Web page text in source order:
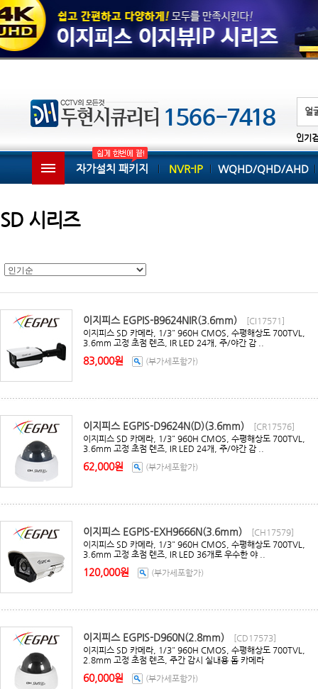
인기
자가설치 패키지 NVR-IP WQHD/QHD/AHD
SD 시리즈
이지피스 EGPIS-B9624NIR(3.6mm)
[CI17571]
이지피스 SD 카메라, 1/3" 960H CMOS, 수평해상도 700TVL,
3.6mm 고정 초점 렌즈, IR LED 24개, 주/야간 감 ..
83,000원 (부가세포함가)
이지피스 EGPIS-D9624N(D)(3.6mm)
[CR17576]
이지피스 SD 카메라, 1/3" 960H CMOS, 수평해상도 700TVL,
3.6mm 고정 초점 렌즈, IR LED 24개, 주/야간 감 ..
62,000원 (부가세포함가)
이지피스 EGPIS-EXH9666N(3.6mm)
[CH17579]
이지피스 SD 카메라, 1/3" 960H CMOS, 수평해상도 700TVL,
3.6mm 고정 초점 렌즈, IR LED 36개로 우수한 야 ..
120,000원 (부가세포함가)
이지피스 EGPIS-D960N(2.8mm)
[CD17573]
이지피스 SD 카메라, 1/3" 960H CMOS, 수평해상도 700TVL,
2.8mm 고정 초점 렌즈, 주간 감시 실내용 돔 카메라
60,000원 (부가세포함가)